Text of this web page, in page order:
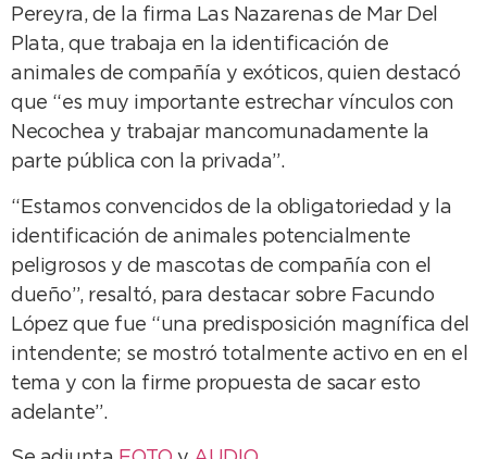
Pereyra, de la firma Las Nazarenas de Mar Del
Plata, que trabaja en la identificación de
animales de compañía y exóticos, quien destacó
que “es muy importante estrechar vínculos con
Necochea y trabajar mancomunadamente la
parte pública con la privada”.
“Estamos convencidos de la obligatoriedad y la
identificación de animales potencialmente
peligrosos y de mascotas de compañía con el
dueño”, resaltó, para destacar sobre Facundo
López que fue “una predisposición magnífica del
intendente; se mostró totalmente activo en en el
tema y con la firme propuesta de sacar esto
adelante”.